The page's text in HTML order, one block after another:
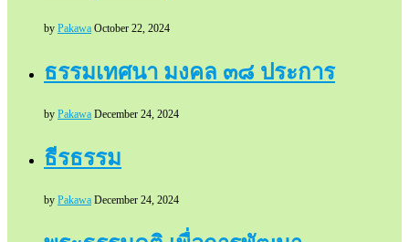
by Pakawa October 22, 2024
ธรรมเทศนา มงคล ๓๘ ประการ
by Pakawa December 24, 2024
ธีรธรรม
by Pakawa December 24, 2024